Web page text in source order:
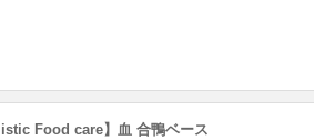
Food care】血 合鴨ベース